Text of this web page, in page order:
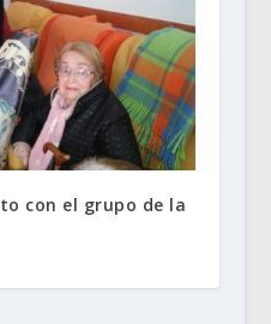
con el grupo de la